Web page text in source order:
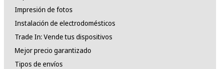
Impresión de fotos
Instalación de electrodomésticos
Trade In: Vende tus dispositivos
Mejor precio garantizado
Tipos de envíos